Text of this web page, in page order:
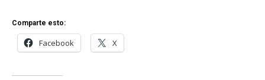
Comparte esto:
Facebook X